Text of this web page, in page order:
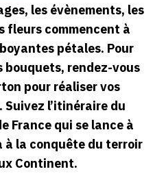
les évènements, les
fleurs commencent à
pétales. Pour
bouquets, rendez-vous
pour réaliser vos
Suivez l’itinéraire du
France qui se lance à
à la conquête du terroir
Continent.